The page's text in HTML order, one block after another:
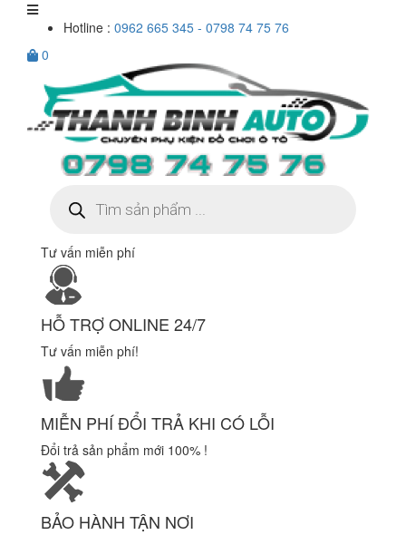
Hotline : 0962 665 345 - 0798 74 75 76
0
kiếm
sản
Tư vấn miễn phí
HỖ TRỢ ONLINE 24/7
Tư vấn miễn phí!
MIỄN PHÍ ĐỔI TRẢ KHI CÓ LỖI
Đổi trả sản phẩm mới 100% !
BẢO HÀNH TẬN NƠI